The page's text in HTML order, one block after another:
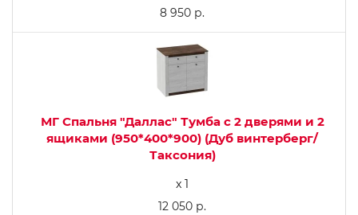
8 950 р.
МГ Спальня "Даллас" Тумба с 2 дверями и 2
ящиками (950*400*900) (Дуб винтерберг/
Таксония)
x 1
12 050 р.